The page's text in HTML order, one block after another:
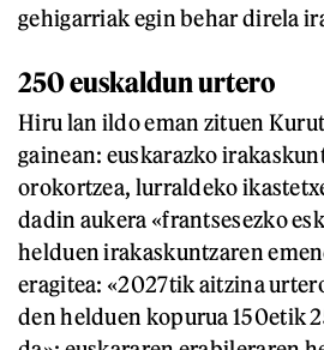
gehigarriak egin behar direla
250 euskaldun urtero
Hiru lan ildo eman zituen
gainean: euskarazko
orokortzea, lurraldeko
dadin aukera «frantsesezko
helduen irakaskuntzaren
eragitea: «2027tik aitzina
den helduen kopurua 150etik